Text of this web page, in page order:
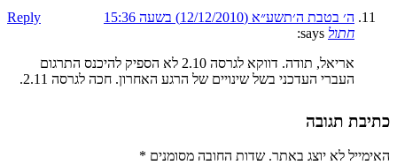
ה׳ בטבת ה׳תשע״א (12/12/2010) בשעה 15:36
Reply
חתול says:
אריאל, תודה. דווקא לגרסה 2.10 לא הספיק להיכנס התרגום
העברי העדכני בשל שינויים של הרגע האחרון. חכה לגרסה 2.11.
כתיבת תגובה
האימייל לא יוצג באתר. שדות החובה מסומנים *